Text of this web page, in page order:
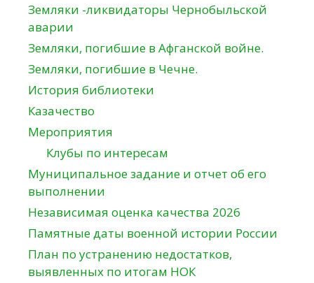
Земляки -ликвидаторы Чернобыльской
аварии
Земляки, погибшие в Афганской войне.
Земляки, погибшие в Чечне.
История библиотеки
Казачество
Мероприятия
Клубы по интересам
Муниципальное задание и отчет об его
выполнении
Независимая оценка качества 2026
Памятные даты военной истории России
План по устранению недостатков,
выявленных по итогам НОК